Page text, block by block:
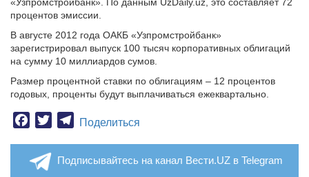
процентов эмиссии.
В августе 2012 года ОАКБ «Узпромстройбанк»
зарегистрировал выпуск 100 тысяч корпоративных облигаций
на сумму 10 миллиардов сумов.
Размер процентной ставки по облигациям – 12 процентов
годовых, проценты будут выплачиваться ежеквартально.
Facebook
TwitterTelegram
Поделиться
Подписывайтесь на канал Вести.UZ в Telegram